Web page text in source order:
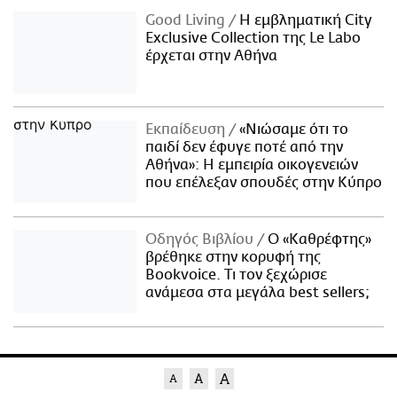
Good Living
Η εμβληματική City
Exclusive Collection της Le Labo
έρχεται στην Αθήνα
Εκπαίδευση
«Νιώσαμε ότι το
παιδί δεν έφυγε ποτέ από την
Αθήνα»: Η εμπειρία οικογενειών
που επέλεξαν σπουδές στην Κύπρο
Οδηγός Βιβλίου
Ο «Καθρέφτης»
βρέθηκε στην κορυφή της
Bookvoice. Τι τον ξεχώρισε
ανάμεσα στα μεγάλα best sellers;